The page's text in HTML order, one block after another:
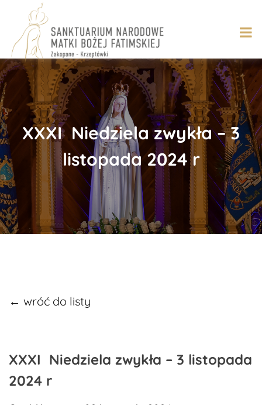
content
XXXI Niedziela zwykła – 3
listopada 2024 r
← wróć do listy
XXXI Niedziela zwykła – 3 listopada
2024 r